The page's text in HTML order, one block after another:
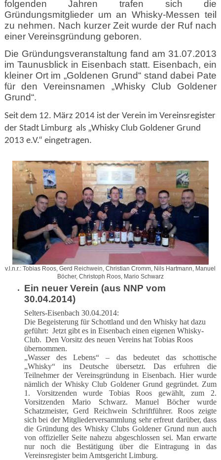
folgenden Jahren trafen sich die
Gründungsmitglieder um an Whisky-Messen teil
zu nehmen. Nach kurzer Zeit wurde der Ruf nach
einer Vereinsgründung geboren.
Die Gründungsveranstaltung fand am 31.07.2013
im Taunusblick in Eisenbach statt. Eisenbach, ein
kleiner Ort im „Goldenen Grund“ stand dabei Pate
für den Vereinsnamen „Whisky Club Goldener
Grund“.
Seit dem 12. März 2014 ist der Verein im Vereinsregister
der Stadt Limburg als „Whisky Club Goldener Grund
2013 e.V.“ eingetragen.
v.l.n.r.: Tobias Roos, Gerd Reichwein, Christian Cromm, Nils Hartmann, Manuel
Böcher, Christoph Roos, Mario Schwarz
Ein neuer Verein (aus NNP vom
30.04.2014)
Selters-Eisenbach 30.04.2014:
Die Begeisterung für Schottland und den Whisky hat dazu
geführt: Jetzt gibt es in Eisenbach einen eigenen Whisky-
Club. Den Vorsitz des neuen Vereins hat Tobias Roos
übernommen.
„Wasser des Lebens“ – das bedeutet das schottische
„Whisky“ ins Deutsche übersetzt. Das erfuhren die
Teilnehmer der Vereinsgründung in Eisenbach. Hier wurde
nämlich der Whisky Club Goldener Grund gegründet. Zum
1. Vorsitzenden wurde Tobias Roos gewählt, zum 2.
Vorsitzenden Mario Schwarz. Manuel Böcher wurde
Schatzmeister, Gerd Reichwein Schriftführer. Roos zeigte
sich bei der Mitgliederversammlung sehr erfreut darüber, dass
die Gründung des Whisky Clubs Goldener Grund nun auch
von offizieller Seite nahezu abgeschlossen sei. Man erwarte
nur noch die Bestätigung über die Eintragung in das
Vereinsregister beim Amtsgericht Limburg.